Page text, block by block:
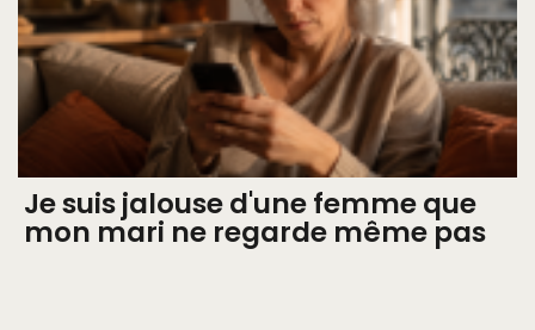
Je suis jalouse d'une femme que
mon mari ne regarde même pas